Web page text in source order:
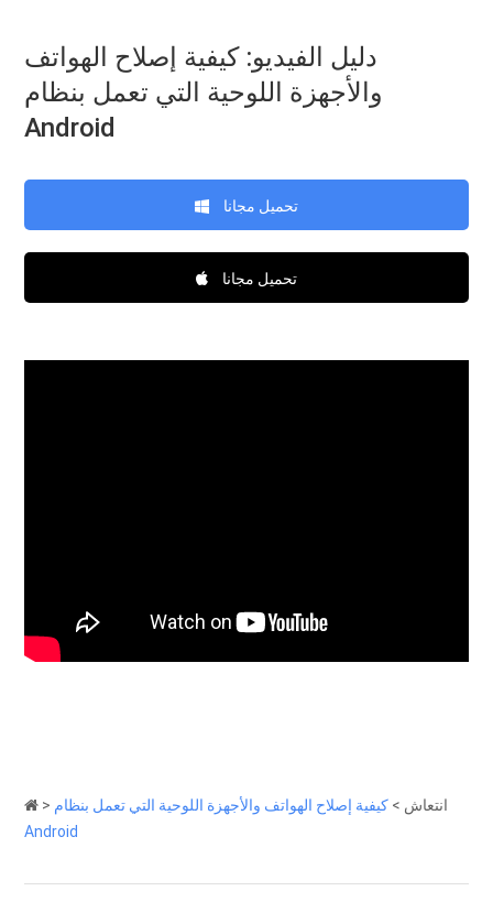
دليل الفيديو: كيفية إصلاح الهواتف
والأجهزة اللوحية التي تعمل بنظام
Android
تحميل مجانا
تحميل مجانا
> انتعاش > كيفية إصلاح الهواتف والأجهزة اللوحية التي تعمل بنظام
Android